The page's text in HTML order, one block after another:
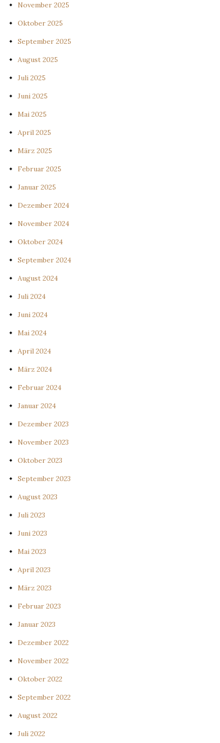
November 2025
Oktober 2025
September 2025
August 2025
Juli 2025
Juni 2025
Mai 2025
April 2025
März 2025
Februar 2025
Januar 2025
Dezember 2024
November 2024
Oktober 2024
September 2024
August 2024
Juli 2024
Juni 2024
Mai 2024
April 2024
März 2024
Februar 2024
Januar 2024
Dezember 2023
November 2023
Oktober 2023
September 2023
August 2023
Juli 2023
Juni 2023
Mai 2023
April 2023
März 2023
Februar 2023
Januar 2023
Dezember 2022
November 2022
Oktober 2022
September 2022
August 2022
Juli 2022